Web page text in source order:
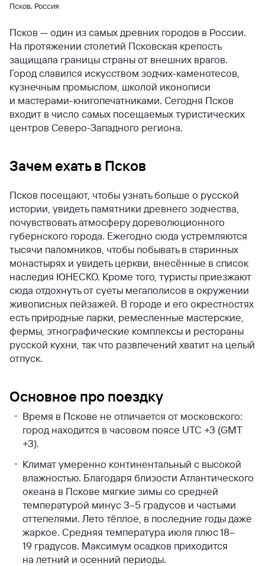
Псков, Россия
Псков — один из самых древних городов в России.
На протяжении столетий Псковская крепость
защищала границы страны от внешних врагов.
Город славился искусством зодчих-каменотесов,
кузнечным промыслом, школой иконописи
и мастерами-книгопечатниками. Сегодня Псков
входит в число самых посещаемых туристических
центров Северо-Западного региона.
Зачем ехать в Псков
Псков посещают, чтобы узнать больше о русской
истории, увидеть памятники древнего зодчества,
почувствовать атмосферу дореволюционного
губернского города. Ежегодно сюда устремляются
тысячи паломников, чтобы побывать в старинных
монастырях и увидеть церкви, внесённые в список
наследия ЮНЕСКО. Кроме того, туристы приезжают
сюда отдохнуть от суеты мегаполисов в окружении
живописных пейзажей. В городе и его окрестностях
есть природные парки, ремесленные мастерские,
фермы, этнографические комплексы и рестораны
русской кухни, так что развлечений хватит на целый
отпуск.
Основное про поездку
Время в Пскове не отличается от московского:
город находится в часовом поясе UTC +3 (GMT
+3).
Климат умеренно континентальный с высокой
влажностью. Благодаря близости Атлантического
океана в Пскове мягкие зимы со средней
температурой минус 3–5 градусов и частыми
оттепелями. Лето тёплое, в последние годы даже
жаркое. Средняя температура июля плюс 18–
19 градусов. Максимум осадков приходится
на летний и осенний периоды.